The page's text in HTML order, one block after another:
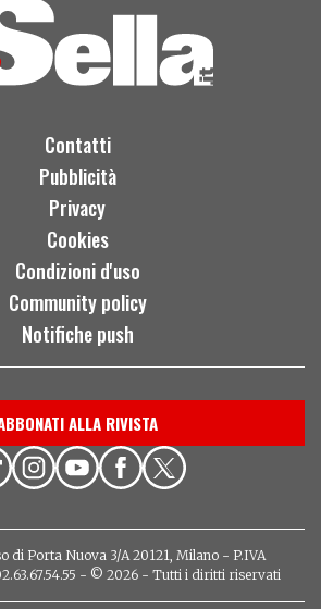
Contatti
Pubblicità
Privacy
Cookies
Condizioni d'uso
Community policy
Notifiche push
ALLA RIVISTA
di Porta Nuova 3/A 20121, Milano - P.IVA
- © 2026 - Tutti i diritti riservati